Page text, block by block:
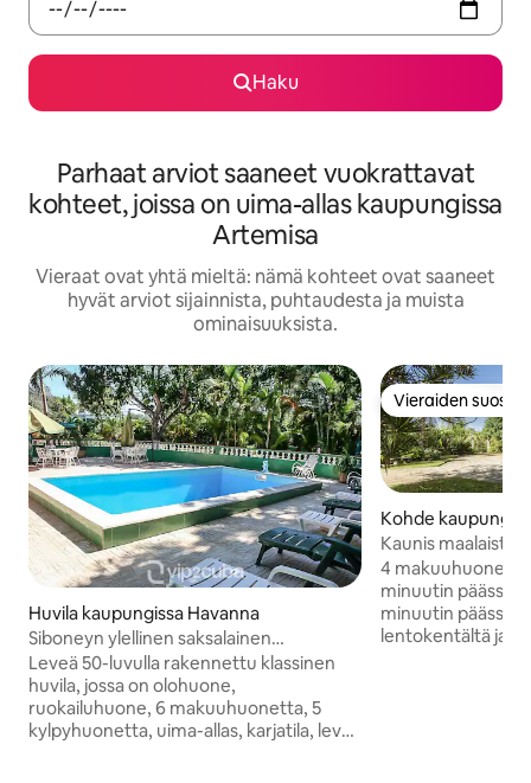
Haku
Parhaat arviot saaneet vuokrattavat
kohteet, joissa on uima-allas kaupungissa
Artemisa
Vieraat ovat yhtä mieltä: nämä kohteet ovat saaneet
hyvät arviot sijainnista, puhtaudesta ja muista
ominaisuuksista.
Huvila kaupungissa Havanna
Siboneyn ylellinen saksalainen
arkkitehtuuri
Leveä 50-luvulla rakennettu klassinen
huvila, jossa on olohuone,
ruokailuhuone, 6 makuuhuonetta, 5
kylpyhuonetta, uima-allas, karjatila, leveä
Vieraiden
Vieraiden
Kohde
Kaunis
4 makuuhuoneen
minuutin päässä
minuutin päässä
lentokentältä ja